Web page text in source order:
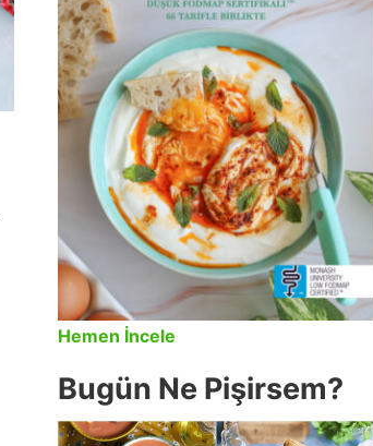
Hemen İncele
Bugün Ne Pişirsem?